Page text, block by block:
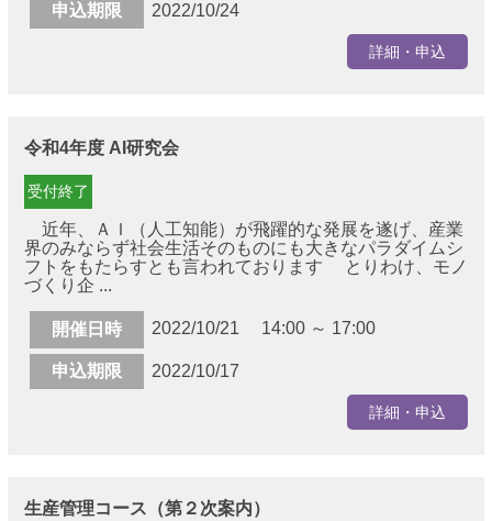
申込期限 2022/10/24
詳細・申込
令和4年度 AI研究会
受付終了
近年、ＡＩ（人工知能）が飛躍的な発展を遂げ、産業
界のみならず社会生活そのものにも大きなパラダイムシ
フトをもたらすとも言われております とりわけ、モノ
づくり企 ...
開催日時 2022/10/21 14:00 ～ 17:00
申込期限 2022/10/17
詳細・申込
生産管理コース（第２次案内）